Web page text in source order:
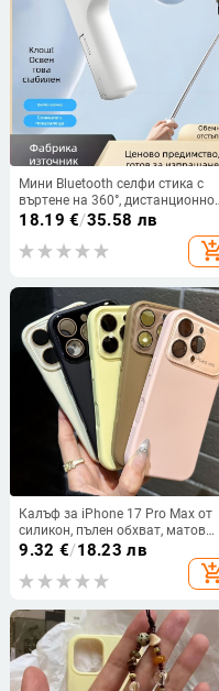
Мини Bluetooth селфи стика с
въртене на 360°, дистанционно
управление, ABS материал, IBIS
18.19 €/35.58 лв
Калъф за iPhone 17 Pro Max от
силикон, пълен обхват, матов
финиш, оранжев, с бутони,
антихлъзгане, отвод на
9.32 €/18.23 лв